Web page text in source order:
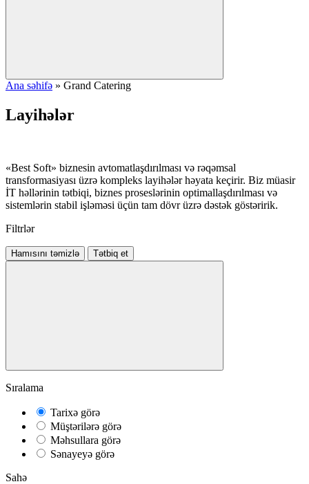
Ana səhifə » Grand Catering
Layihələr
«Best Soft» biznesin avtomatlaşdırılması və rəqəmsal
transformasiyası üzrə kompleks layihələr həyata keçirir. Biz müasir
İT həllərinin tətbiqi, biznes proseslərinin optimallaşdırılması və
sistemlərin stabil işləməsi üçün tam dövr üzrə dəstək göstəririk.
Filtrlər
Hamısını təmizlə Tətbiq et
Sıralama
Tarixə görə
Müştərilərə görə
Məhsullara görə
Sənayeyə görə
Sahə